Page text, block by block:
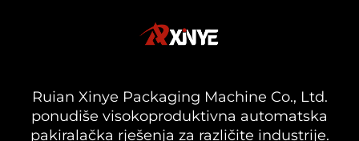
Ruian Xinye Packaging Machine Co., Ltd.
ponudiše visokoproduktivna automatska
pakiralačka rješenja za različite industrije.